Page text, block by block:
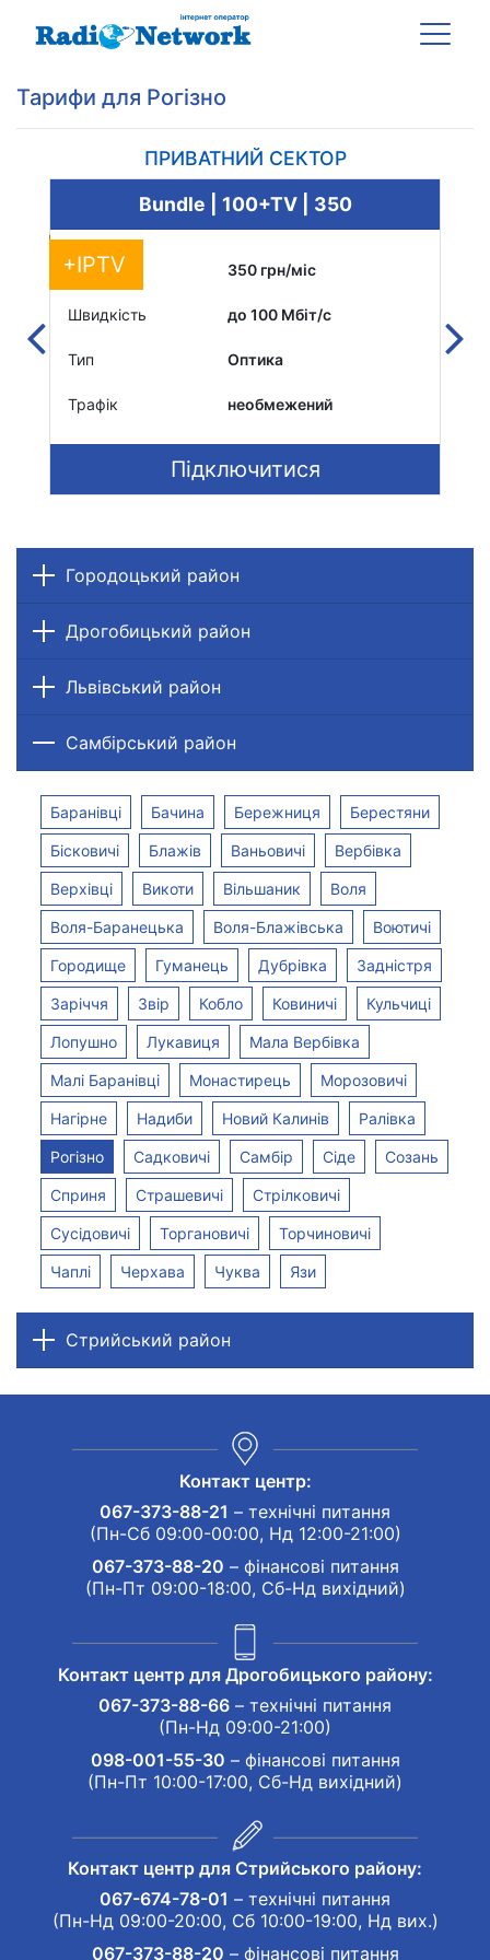
Тарифи для Рогізно
ПРИВАТНИЙ СЕКТОР
Bundle | 100+TV | 350
+IPTV
Вартість 350 грн/міс
Швидкість до 100 Мбіт/c
Тип Оптика
Трафік необмежений
Підключитися
Городоцький район
Дрогобицький район
Львівський район
Самбірський район
Баранівці Бачина Бережниця Берестяни
Бісковичі Блажів Ваньовичі Вербівка
Верхівці Викоти Вільшаник Воля
Воля-Баранецька Воля-Блажівська Воютичі
Городище Гуманець Дубрівка Задністря
Заріччя Звір Кобло Ковиничі Кульчиці
Лопушно Лукавиця Мала Вербівка
Малі Баранівці Монастирець Морозовичі
Нагірне Надиби Новий Калинів Ралівка
Рогізно Садковичі Самбір Сіде Созань
Сприня Страшевичі Стрілковичі
Сусідовичі Торгановичі Торчиновичі
Чаплі Черхава Чуква Язи
Стрийський район
Контакт центр:
067-373-88-21 – технічні питання
(Пн-Сб 09:00-00:00, Нд 12:00-21:00)
067-373-88-20 – фінансові питання
(Пн-Пт 09:00-18:00, Сб-Нд вихідний)
Контакт центр для Дрогобицького району:
067-373-88-66 – технічні питання
(Пн-Нд 09:00-21:00)
098-001-55-30 – фінансові питання
(Пн-Пт 10:00-17:00, Сб-Нд вихідний)
Контакт центр для Стрийського району:
067-674-78-01 – технічні питання
(Пн-Нд 09:00-20:00, Сб 10:00-19:00, Нд вих.)
067-373-88-20 – фінансові питання